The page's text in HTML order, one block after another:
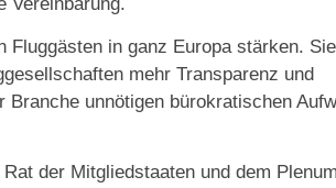
Fluggästen in ganz Europa stärken.
mehr Transparenz und
unnötigen bürokratischen
der Mitgliedstaaten und dem